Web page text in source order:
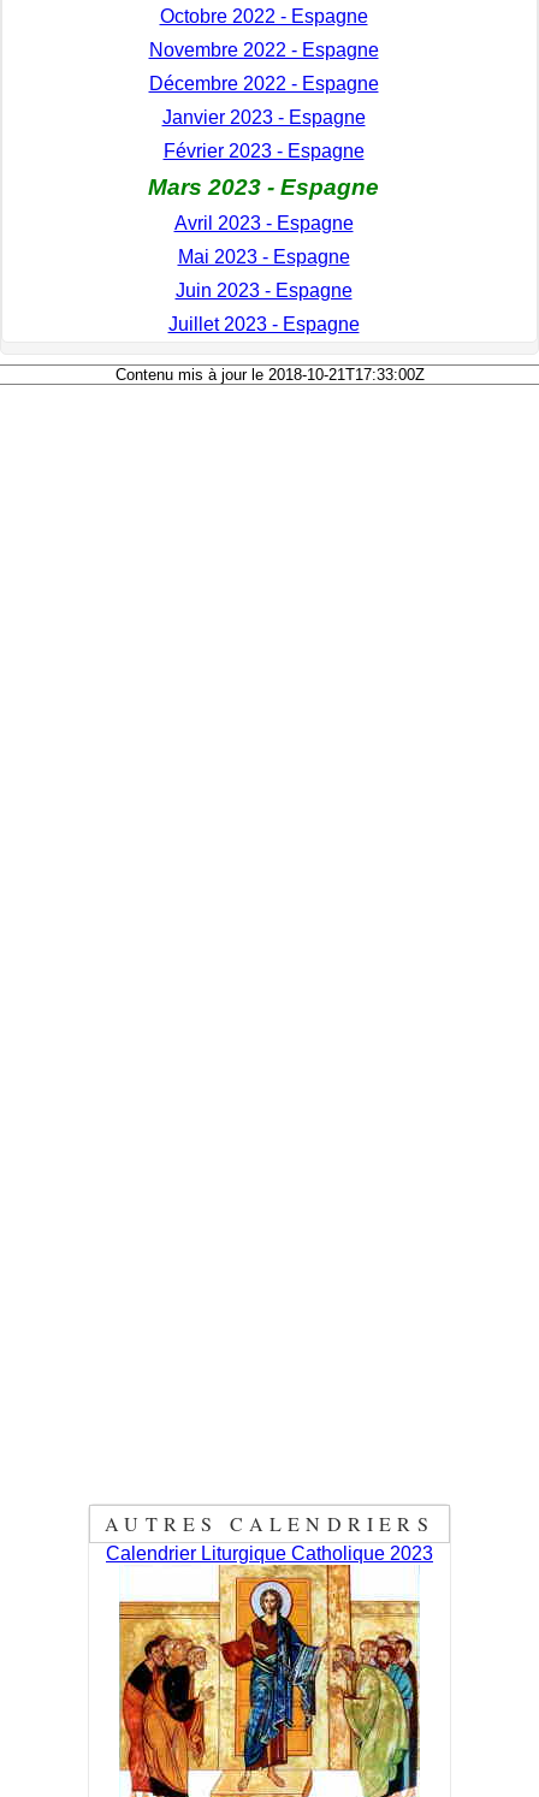
Octobre 2022 - Espagne
Novembre 2022 - Espagne
Décembre 2022 - Espagne
Janvier 2023 - Espagne
Février 2023 - Espagne
Mars 2023 - Espagne
Avril 2023 - Espagne
Mai 2023 - Espagne
Juin 2023 - Espagne
Juillet 2023 - Espagne
Contenu mis à jour le 2018-10-21T17:33:00Z
AUTRES CALENDRIERS
Calendrier Liturgique Catholique 2023